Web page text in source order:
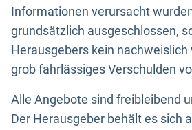
Informationen verursacht
grundsätzlich ausgeschlossen,
Herausgebers kein
grob fahrlässiges Verschulden
Alle Angebote sind freibleibend
Der Herausgeber behält es sich